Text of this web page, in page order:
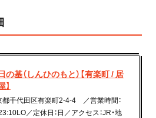
の基（しんひのもと）【有楽町 / 居
】
都千代田区有楽町2-4-4 ／営業時間：
／定休日：日／アクセス：JR・地